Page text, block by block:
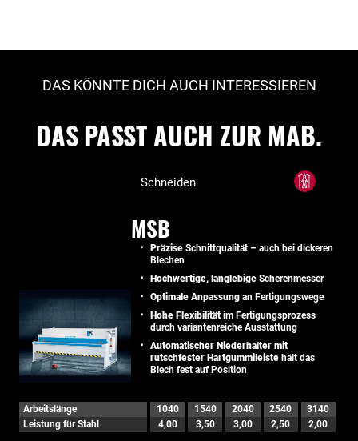
DAS KÖNNTE DICH AUCH INTERESSIEREN
DAS PASST AUCH ZUR MAB.
Schneiden
MSB
Präzise Schnittqualität – auch bei dickeren
Blechen
Hochwertige, langlebige Scherenmesser
Optimale Anpassung an Fertigungswege
Hohe Flexibilität im Fertigungsprozess
durch variantenreiche Ausstattung
Automatischer Niederhalter mit
rutschfester Hartgummileiste hält das
Blech fest auf Position
Arbeitslänge 1040 1540 2040 2540
3140
Leistung für Stahl
4,00 3,50 3,00 2,50 2,00